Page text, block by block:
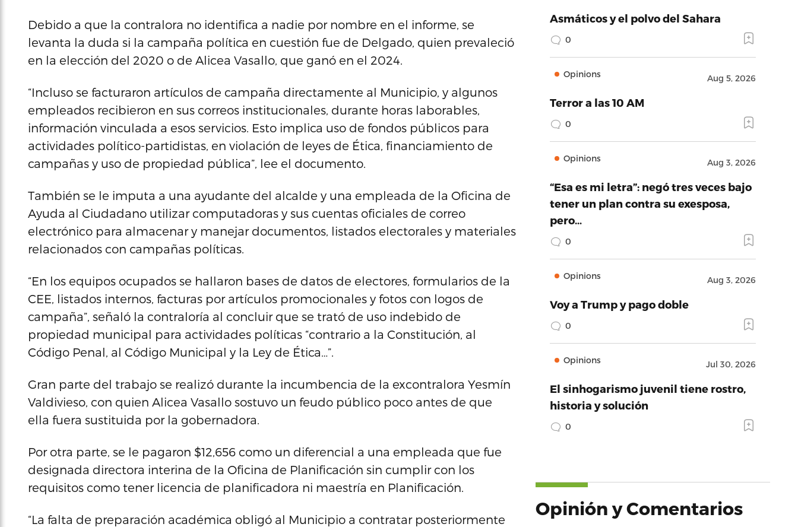
Debido a que la contralora no identifica a nadie por nombre en el informe, se
levanta la duda si la campaña política en cuestión fue de Delgado, quien prevaleció
en la elección del 2020 o de Alicea Vasallo, que ganó en el 2024.
“Incluso se facturaron artículos de campaña directamente al Municipio, y algunos
empleados recibieron en sus correos institucionales, durante horas laborables,
información vinculada a esos servicios. Esto implica uso de fondos públicos para
actividades político-partidistas, en violación de leyes de Ética, financiamiento de
campañas y uso de propiedad pública”, lee el documento.
También se le imputa a una ayudante del alcalde y una empleada de la Oficina de
Ayuda al Ciudadano utilizar computadoras y sus cuentas oficiales de correo
electrónico para almacenar y manejar documentos, listados electorales y materiales
relacionados con campañas políticas.
“En los equipos ocupados se hallaron bases de datos de electores, formularios de la
CEE, listados internos, facturas por artículos promocionales y fotos con logos de
campaña”, señaló la contraloría al concluir que se trató de uso indebido de
propiedad municipal para actividades políticas “contrario a la Constitución, al
Código Penal, al Código Municipal y la Ley de Ética…”.
Gran parte del trabajo se realizó durante la incumbencia de la excontralora Yesmín
Valdivieso, con quien Alicea Vasallo sostuvo un feudo público poco antes de que
ella fuera sustituida por la gobernadora.
Por otra parte, se le pagaron $12,656 como un diferencial a una empleada que fue
designada directora interina de la Oficina de Planificación sin cumplir con los
requisitos como tener licencia de planificadora ni maestría en Planificación.
“La falta de preparación académica obligó al Municipio a contratar posteriormente
Asmáticos y el polvo del Sahara
0
Opinions Aug 5, 2026
Terror a las 10 AM
0
Opinions Aug 3, 2026
“Esa es mi letra”: negó tres veces bajo
tener un plan contra su exesposa,
pero…
0
Opinions Aug 3, 2026
Voy a Trump y pago doble
0
Opinions Jul 30, 2026
El sinhogarismo juvenil tiene rostro,
historia y solución
0
Opinión y Comentarios